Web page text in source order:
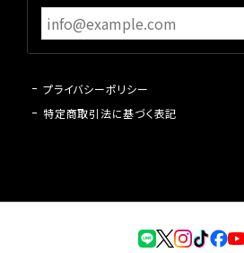
プライバシーポリシー
特定商取引法に基づく表記